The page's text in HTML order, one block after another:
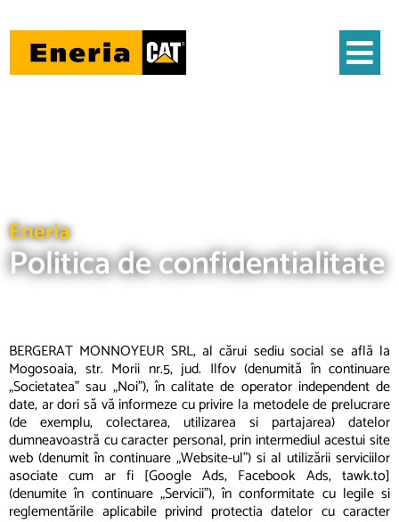
Eneria
Politica de confidentialitate
BERGERAT MONNOYEUR SRL, al cărui sediu social se află la
Mogosoaia, str. Morii nr.5, jud. Ilfov (denumită în continuare
„Societatea” sau „Noi”), în calitate de operator independent de
date, ar dori să vă informeze cu privire la metodele de prelucrare
(de exemplu, colectarea, utilizarea si partajarea) datelor
dumneavoastră cu caracter personal, prin intermediul acestui site
web (denumit în continuare „Website-ul”) si al utilizării serviciilor
asociate cum ar fi [Google Ads, Facebook Ads, tawk.to]
(denumite în continuare „Servicii”), în conformitate cu legile si
reglementările aplicabile privind protectia datelor cu caracter